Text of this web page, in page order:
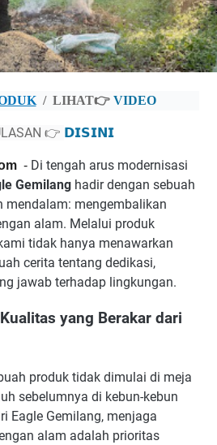
/ LIHAT👉 VIDEO
👉 𝗗𝗜𝗦𝗜𝗡𝗜
- Di tengah arus modernisasi
Gemilang hadir dengan sebuah
mendalam: mengembalikan
alam. Melalui produk
tidak hanya menawarkan
cerita tentang dedikasi,
jawab terhadap lingkungan.
yang Berakar dari
produk tidak dimulai di meja
sebelumnya di kebun-kebun
Eagle Gemilang, menjaga
alam adalah prioritas